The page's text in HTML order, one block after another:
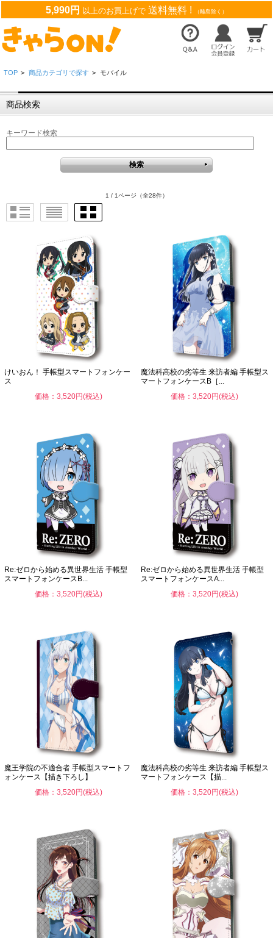
5,990円 以上のお買上げで 送料無料 ! （離島除く）
TOP > 商品カテゴリで探す > モバイル
商品検索
キーワード検索
1 / 1ページ （全28件）
けいおん！ 手帳型スマートフォンケー
ス
価格：3,520円(税込)
魔法科高校の劣等生 来訪者編 手帳型ス
マートフォンケースB［...
価格：3,520円(税込)
Re:ゼロから始める異世界生活 手帳型
スマートフォンケースB...
価格：3,520円(税込)
Re:ゼロから始める異世界生活 手帳型
スマートフォンケースA...
価格：3,520円(税込)
魔王学院の不適合者 手帳型スマートフ
ォンケース【描き下ろし】
価格：3,520円(税込)
魔法科高校の劣等生 来訪者編 手帳型ス
マートフォンケース【描...
価格：3,520円(税込)